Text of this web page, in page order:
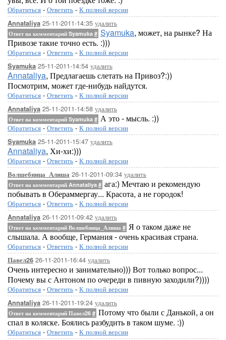
Обратиться - Ответить - К полной версии
Annataliya 25-11-2011-14:35 удалить
Ответ на комментарий Syamuka # Syamuka, может, на рынке? На
Привозе такие точно есть. :)))
Обратиться - Ответить - К полной версии
Syamuka 25-11-2011-14:54 удалить
Annataliya, Предлагаешь слетать на Привоз?:))
Посмотрим, может где-нибудь найдутся.
Обратиться - Ответить - К полной версии
Annataliya 25-11-2011-14:58 удалить
Ответ на комментарий Syamuka # А это - мысль. :))
Обратиться - Ответить - К полной версии
Syamuka 25-11-2011-15:47 удалить
Annataliya, Хи-хи:)))
Обратиться - Ответить - К полной версии
Волшебница_Алиша 26-11-2011-09:34 удалить
Ответ на комментарий Annataliya # ага:) Мечтаю и рекомендую
побывать в Обераммергау... Красота, а не городок!
Обратиться - Ответить - К полной версии
Annataliya 26-11-2011-09:42 удалить
Ответ на комментарий Волшебница_Алиша # Я о таком даже не
слышала. А вообще, Германия - очень красивая страна.
Обратиться - Ответить - К полной версии
Павел26 26-11-2011-16:44 удалить
Очень интересно и занимательно))) Вот только вопрос...
Почему вы с Антоном по очереди в пивную заходили?))))
Обратиться - Ответить - К полной версии
Annataliya 26-11-2011-19:24 удалить
Ответ на комментарий Павел26 # Потому что были с Данькой, а он
спал в коляске. Боялись разбудить в таком шуме. :))
Обратиться - Ответить - К полной версии